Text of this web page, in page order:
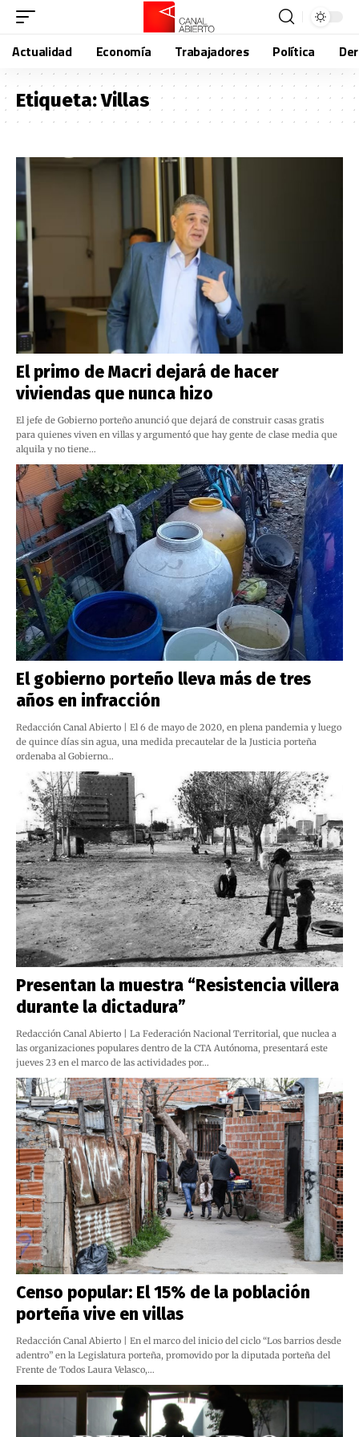
Actualidad Economía Trabajadores Política
Etiqueta:Villas
El primo de Macri dejará de hacer
viviendas que nunca hizo
El jefe de Gobierno porteño anunció que dejará de construir casas gratis
para quienes viven en villas y argumentó que hay gente de clase media que
alquila y no tiene…
El gobierno porteño lleva más de tres
años en infracción
Redacción Canal Abierto | El 6 de mayo de 2020, en plena pandemia y luego
de quince días sin agua, una medida precautelar de la Justicia porteña
ordenaba al Gobierno…
Presentan la muestra “Resistencia villera
durante la dictadura”
Redacción Canal Abierto | La Federación Nacional Territorial, que nuclea a
las organizaciones populares dentro de la CTA Autónoma, presentará este
jueves 23 en el marco de las actividades por…
Censo popular: El 15% de la población
porteña vive en villas
Redacción Canal Abierto | En el marco del inicio del ciclo “Los barrios desde
adentro” en la Legislatura porteña, promovido por la diputada porteña del
Frente de Todos Laura Velasco,…